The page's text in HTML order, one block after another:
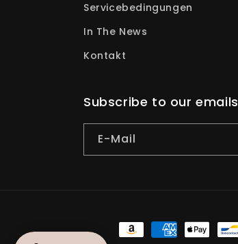
Servicebedingungen
In The News
Kontakt
Subscribe to our emails
E-Mail
Zahlungsmethoden